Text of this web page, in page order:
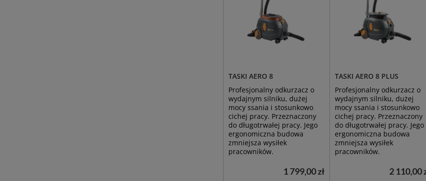
TASKI AERO 8
Profesjonalny odkurzacz o
wydajnym silniku, dużej
mocy ssania i stosunkowo
cichej pracy. Przeznaczony
do długotrwałej pracy. Jego
ergonomiczna budowa
zmniejsza wysiłek
pracowników.
1 799,00 zł
TASKI AERO 8 PLUS
Profesjonalny odkurzacz o
wydajnym silniku, dużej
mocy ssania i stosunkowo
cichej pracy. Przeznaczony
do długotrwałej pracy. Jego
ergonomiczna budowa
zmniejsza wysiłek
pracowników.
2 110,00